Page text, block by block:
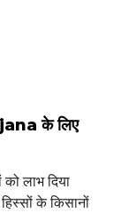
के लिए
लाभ दिया
के किसानों